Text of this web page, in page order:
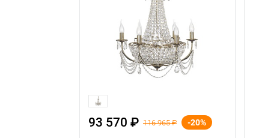
93 570 ₽ 116 965 ₽ -20%